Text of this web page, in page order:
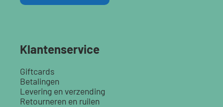
Klantenservice
Giftcards
Betalingen
Levering en verzending
Retourneren en ruilen